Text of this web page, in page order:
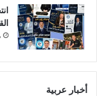
أخبار عربية